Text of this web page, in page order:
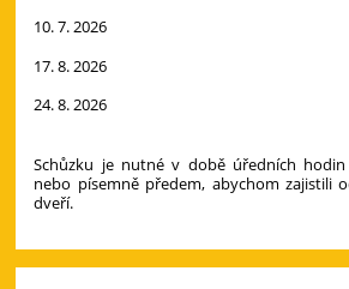
10. 7. 2026
17. 8. 2026
24. 8. 2026
Schůzku je nutné v době úředních
nebo písemně předem, abychom zajistili
dveří.